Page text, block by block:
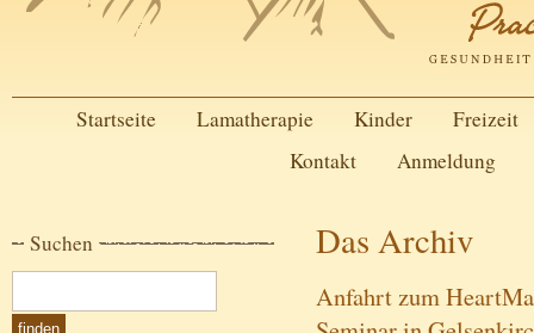
Startseite Lamatherapie Kinder
Freizeit
Kontakt
Anmeldung
Suchen Das Archiv
Anfahrt zum